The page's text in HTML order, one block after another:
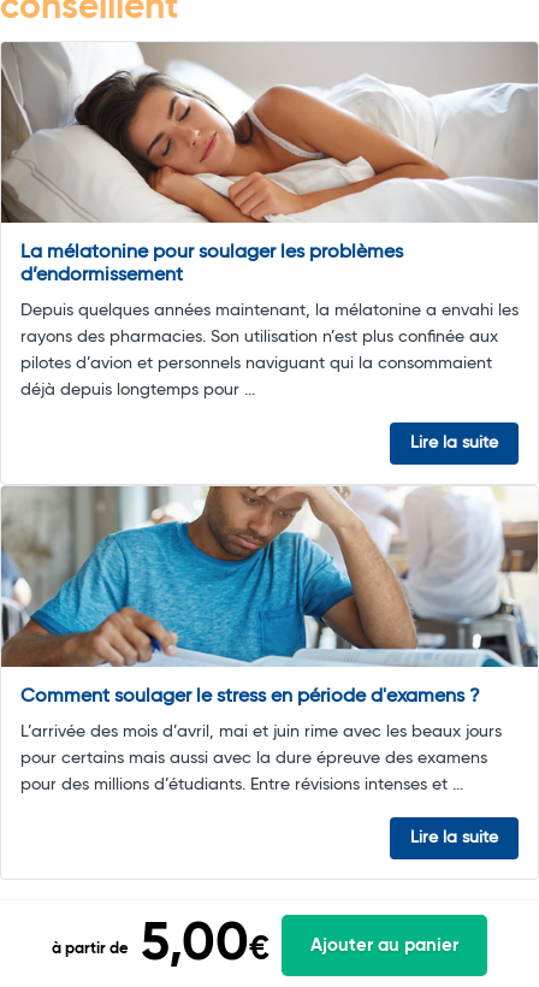
conseillent
La mélatonine pour soulager les problèmes
d’endormissement
Depuis quelques années maintenant, la mélatonine a envahi les
rayons des pharmacies. Son utilisation n’est plus confinée aux
pilotes d’avion et personnels naviguant qui la consommaient
déjà depuis longtemps pour ...
Lire la suite
Comment soulager le stress en période d'examens ?
L’arrivée des mois d’avril, mai et juin rime avec les beaux jours
pour certains mais aussi avec la dure épreuve des examens
pour des millions d’étudiants. Entre révisions intenses et ...
Lire la suite
à partir de 5,00€ Ajouter au panier